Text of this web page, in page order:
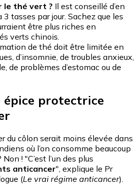
le thé vert ? Il est conseillé d’en
tasses par jour. Sachez que les
être plus riches en
verts chinois.
de thé doit être limitée en
d’insomnie, de troubles anxieux,
de problèmes d’estomac ou de
épice protectrice
du côlon serait moins élevée dans
où l’on consomme beaucoup
! "C’est l’un des plus
anticancer", explique le Pr
(Le vrai régime anticancer).